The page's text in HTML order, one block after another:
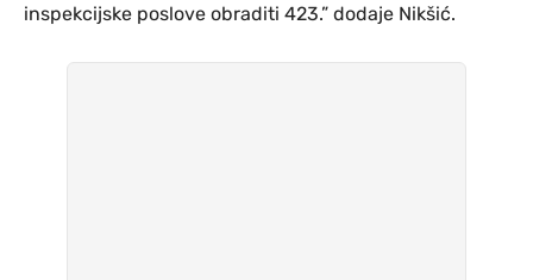
inspekcijske poslove obraditi 423.” dodaje Nikšić.